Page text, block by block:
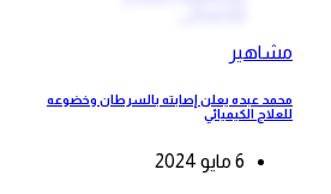
مشاهير
محمد عبده يعلن إصابته بالسرطان وخضوعه
للعلاج الكيميائي
6 مايو 2024